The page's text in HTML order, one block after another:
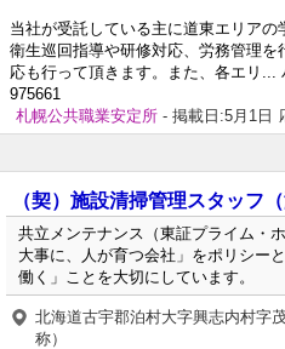
当社が受託している主に道東エリア
衛生巡回指導や研修対応、労務管理
応も行って頂きます。また、各エリ...
975661
札幌公共職業安定所 - 掲載日:5月1日
（契）施設清掃管理スタッフ
共立メンテナンス（東証プライム・
大事に、人が育つ会社」をポリシー
働く」ことを大切にしています。
北海道古宇郡泊村大字興志内村字
称）